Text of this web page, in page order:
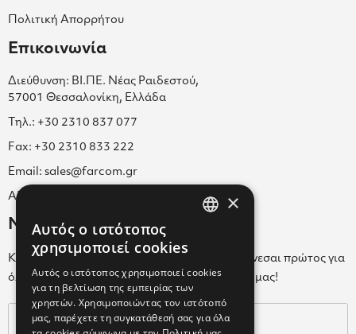
Πολιτική Απορρήτου
Επικοινωνία
Διεύθυνση: ΒΙ.ΠΕ. Νέας Ραιδεστού,
57001 Θεσσαλονίκη, Ελλάδα
Τηλ.: +30 2310 837 077
Fax: +30 2310 833 222
Email: sales@farcom.gr
ΑΡ.Γ.Ε.ΜΗ. 038365205000
Newsletter
Κάνε εγγραφή στο Newsletter για να ενημερώνεσαι πρώτος για
όλα τα νέα μας και τα ολοκαίνουρια προϊόντα μας!
×
Αυτός ο ιστότοπος
χρησιμοποιεί cookies
Αυτός ο ιστότοπος χρησιμοποιεί cookies
για τη βελτίωση της εμπειρίας των
χρηστών. Χρησιμοποιώντας τον ιστότοπό
μας, παρέχετε τη συγκατάθεσή σας για όλα